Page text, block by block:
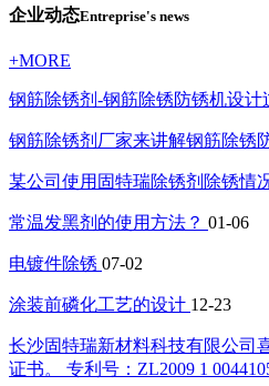
企业动态Entreprise's news
+MORE
钢筋除锈剂-钢筋除锈防锈机设计
钢筋除锈剂厂家来讲解钢筋除锈
某公司使用固特瑞除锈剂除锈情
常温发黑剂的使用方法？ 01-06
电镀件除锈 07-02
涂装前磷化工艺的设计 12-23
长沙固特瑞新材料科技有限公司
证书。 专利号：ZL2009 1